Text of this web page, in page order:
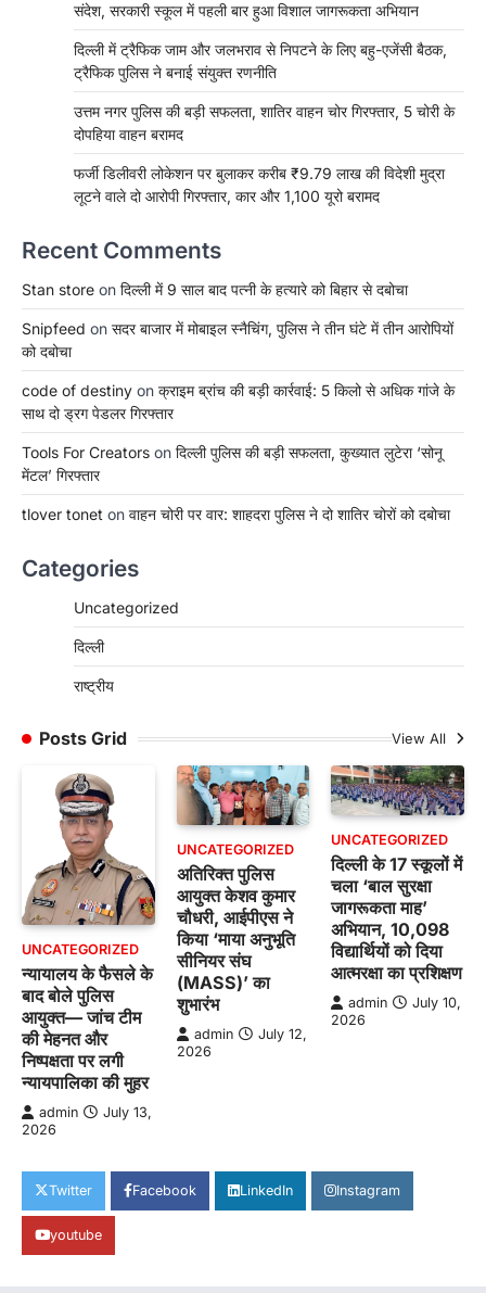
संदेश, सरकारी स्कूल में पहली बार हुआ विशाल जागरूकता अभियान
दिल्ली में ट्रैफिक जाम और जलभराव से निपटने के लिए बहु-एजेंसी बैठक,
ट्रैफिक पुलिस ने बनाई संयुक्त रणनीति
उत्तम नगर पुलिस की बड़ी सफलता, शातिर वाहन चोर गिरफ्तार, 5 चोरी के
दोपहिया वाहन बरामद
फर्जी डिलीवरी लोकेशन पर बुलाकर करीब ₹9.79 लाख की विदेशी मुद्रा
लूटने वाले दो आरोपी गिरफ्तार, कार और 1,100 यूरो बरामद
Recent Comments
Stan store on दिल्ली में 9 साल बाद पत्नी के हत्यारे को बिहार से दबोचा
Snipfeed on सदर बाजार में मोबाइल स्नैचिंग, पुलिस ने तीन घंटे में तीन आरोपियों
को दबोचा
code of destiny on क्राइम ब्रांच की बड़ी कार्रवाई: 5 किलो से अधिक गांजे के
साथ दो ड्रग पेडलर गिरफ्तार
Tools For Creators on दिल्ली पुलिस की बड़ी सफलता, कुख्यात लुटेरा ‘सोनू
मेंटल’ गिरफ्तार
tlover tonet on वाहन चोरी पर वार: शाहदरा पुलिस ने दो शातिर चोरों को दबोचा
Categories
Uncategorized
दिल्ली
राष्ट्रीय
Posts Grid View All
UNCATEGORIZED
न्यायालय के फैसले के
बाद बोले पुलिस
आयुक्त— जांच टीम
की मेहनत और
निष्पक्षता पर लगी
न्यायपालिका की मुहर
admin
July 13,
2026
UNCATEGORIZED
अतिरिक्त पुलिस
आयुक्त केशव कुमार
चौधरी, आईपीएस ने
किया ‘माया अनुभूति
सीनियर संघ
(MASS)’ का
शुभारंभ
admin
July 12,
2026
UNCATEGORIZED
दिल्ली के 17 स्कूलों में
चला ‘बाल सुरक्षा
जागरूकता माह’
अभियान, 10,098
विद्यार्थियों को दिया
आत्मरक्षा का प्रशिक्षण
admin
July 10,
2026
Twitter Facebook LinkedIn Instagram
youtube